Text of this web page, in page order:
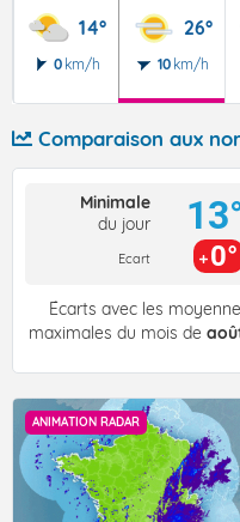
14°
0 km/h
26°
10 km/h
Comparaison aux
Minimale
du jour
Ecart 0°
Écarts avec les
maximales du mois de
ANIMATION RADAR